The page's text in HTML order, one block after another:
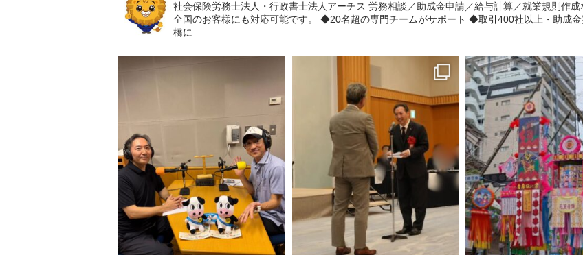
社会保険労務士法人・行政書士法人アーチス 労務相談／助成金申請／給与計算／就業規則作
全国のお客様にも対応可能です。 ◆20名超の専門チームがサポート ◆取引400社以上・助成金
橋に